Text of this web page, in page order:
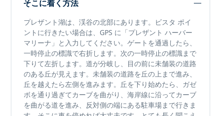
そこに着く方法
プレザント湖は、渓谷の北部にあります。ビスタ ポイ
ントに行きたい場合は、GPS に「プレザント ハーバー
マリーナ」と入力してください。ゲートを通過したら、
一時停止の標識で右折します。次の一時停止の標識まで
下りて左折します。道が分岐し、目の前に未舗装の道路
のある丘が見えます。未舗装の道路を丘の上まで進み、
丘を越えたら左側を進みます。丘を下り始めたら、ガゼ
ボを通り過ぎてカーブを曲がり、海岸線に沿ってカーブ
を曲がる道を進み、反対側の端にある駐車場まで行きま